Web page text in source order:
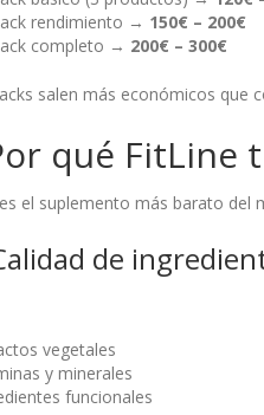
rendimiento → 150€ – 200€
completo → 200€ – 300€
salen más económicos que
qué FitLine
el suplemento más barato del
de
vegetales
y minerales
funcionales